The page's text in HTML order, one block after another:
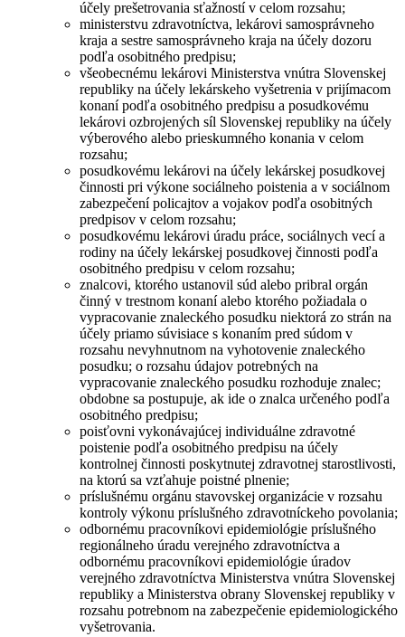
účely prešetrovania sťažností v celom rozsahu;
ministerstvu zdravotníctva, lekárovi samosprávneho
kraja a sestre samosprávneho kraja na účely dozoru
podľa osobitného predpisu;
všeobecnému lekárovi Ministerstva vnútra Slovenskej
republiky na účely lekárskeho vyšetrenia v prijímacom
konaní podľa osobitného predpisu a posudkovému
lekárovi ozbrojených síl Slovenskej republiky na účely
výberového alebo prieskumného konania v celom
rozsahu;
posudkovému lekárovi na účely lekárskej posudkovej
činnosti pri výkone sociálneho poistenia a v sociálnom
zabezpečení policajtov a vojakov podľa osobitných
predpisov v celom rozsahu;
posudkovému lekárovi úradu práce, sociálnych vecí a
rodiny na účely lekárskej posudkovej činnosti podľa
osobitného predpisu v celom rozsahu;
znalcovi, ktorého ustanovil súd alebo pribral orgán
činný v trestnom konaní alebo ktorého požiadala o
vypracovanie znaleckého posudku niektorá zo strán na
účely priamo súvisiace s konaním pred súdom v
rozsahu nevyhnutnom na vyhotovenie znaleckého
posudku; o rozsahu údajov potrebných na
vypracovanie znaleckého posudku rozhoduje znalec;
obdobne sa postupuje, ak ide o znalca určeného podľa
osobitného predpisu;
poisťovni vykonávajúcej individuálne zdravotné
poistenie podľa osobitného predpisu na účely
kontrolnej činnosti poskytnutej zdravotnej starostlivosti,
na ktorú sa vzťahuje poistné plnenie;
príslušnému orgánu stavovskej organizácie v rozsahu
kontroly výkonu príslušného zdravotníckeho povolania;
odbornému pracovníkovi epidemiológie príslušného
regionálneho úradu verejného zdravotníctva a
odbornému pracovníkovi epidemiológie úradov
verejného zdravotníctva Ministerstva vnútra Slovenskej
republiky a Ministerstva obrany Slovenskej republiky v
rozsahu potrebnom na zabezpečenie epidemiologického
vyšetrovania.